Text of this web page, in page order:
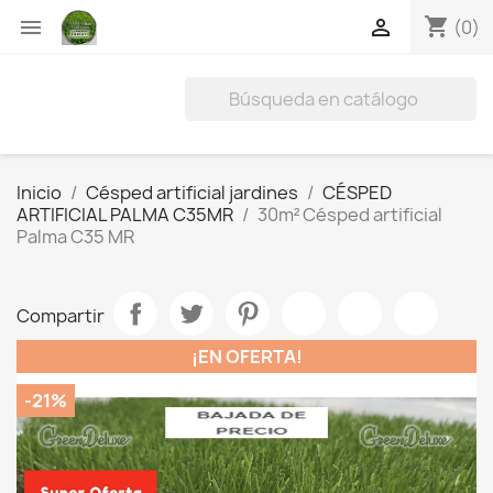
 shopping_cart (0)

Inicio Césped artificial jardines
CÉSPED
ARTIFICIAL PALMA C35MR
30m² Césped artificial
Palma C35 MR
Compartir
¡EN OFERTA!
-21%